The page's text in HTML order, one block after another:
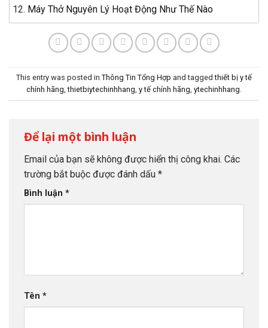
Máy Thở Nguyên Lý Hoạt Động Như Thế Nào
This entry was posted in Thông Tin Tổng Hợp and taggedthiết bị y tế
chính hãng ,thietbiytechinhhang y tế chính hãng ytechinhhang
Để lại một bình luận
Email của bạn sẽ không được hiển thị công khai. Các
trường bắt buộc được đánh dấu *
Bình luận *
Tên *